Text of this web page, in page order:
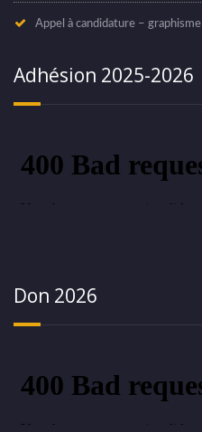
Appel à candidature – graphisme
Adhésion 2025-2026
Don 2026